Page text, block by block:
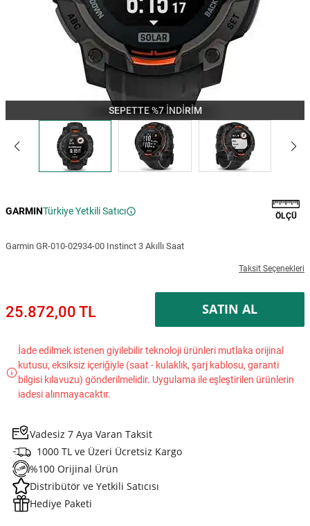
SEPETTE %7 İNDİRİM
GARMINTürkiye Yetkili Satıcı ÖLÇÜ
Garmin GR-010-02934-00 Instinct 3 Akıllı Saat
Taksit Seçenekleri
25.872,00 TL SATIN AL
İade edilmek istenen giyilebilir teknoloji ürünleri mutlaka orijinal
kutusu, eksiksiz içeriğiyle (saat - kulaklık, şarj kablosu, garanti
bilgisi kılavuzu) gönderilmelidir. Uygulama ile eşleştirilen ürünlerin
iadesi alınmayacaktır.
Vadesiz 7 Aya Varan Taksit
1000 TL ve Üzeri Ücretsiz Kargo
%100 Orijinal Ürün
Distribütör ve Yetkili Satıcısı
Hediye Paketi